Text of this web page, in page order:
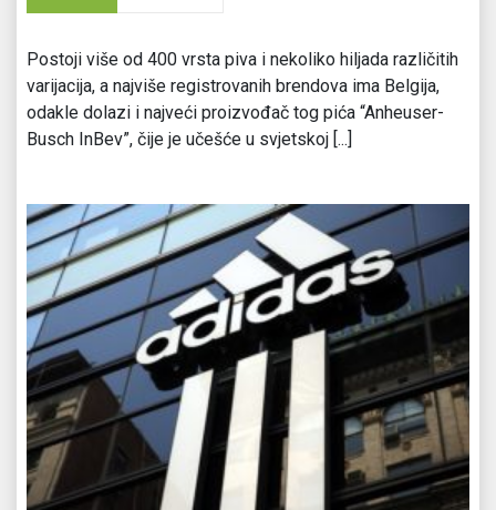
Postoji više od 400 vrsta piva i nekoliko hiljada različitih
varijacija, a najviše registrovanih brendova ima Belgija,
odakle dolazi i najveći proizvođač tog pića “Anheuser-
Busch InBev”, čije je učešće u svjetskoj [...]